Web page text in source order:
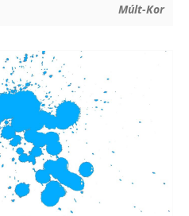
Múlt-Kor